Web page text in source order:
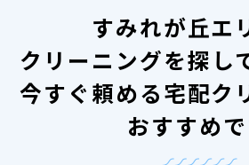
すみれが丘エ
クリーニングを探し
今すぐ頼める宅配ク
おすすめ